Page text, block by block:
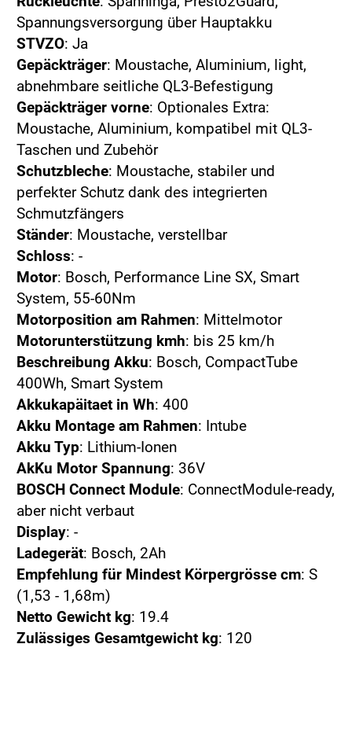
Spannungsversorgung über Hauptakku
STVZO: Ja
Gepäckträger: Moustache, Aluminium, light,
abnehmbare seitliche QL3-Befestigung
Gepäckträger vorne: Optionales Extra:
Moustache, Aluminium, kompatibel mit QL3-
Taschen und Zubehör
Schutzbleche: Moustache, stabiler und
perfekter Schutz dank des integrierten
Schmutzfängers
Ständer: Moustache, verstellbar
Schloss: -
Motor: Bosch, Performance Line SX, Smart
System, 55-60Nm
Motorposition am Rahmen: Mittelmotor
Motorunterstützung kmh: bis 25 km/h
Beschreibung Akku: Bosch, CompactTube
400Wh, Smart System
Akkukapäitaet in Wh: 400
Akku Montage am Rahmen: Intube
Akku Typ: Lithium-Ionen
AkKu Motor Spannung: 36V
BOSCH Connect Module: ConnectModule-ready,
aber nicht verbaut
Display: -
Ladegerät: Bosch, 2Ah
Empfehlung für Mindest Körpergrösse cm: S
(1,53 - 1,68m)
Netto Gewicht kg: 19.4
Zulässiges Gesamtgewicht kg: 120